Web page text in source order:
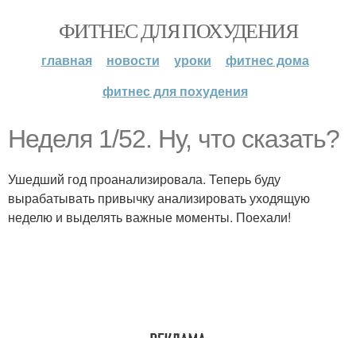
ФИТНЕС ДЛЯ ПОХУДЕНИЯ
главная новости уроки
фитнес дома
фитнес для похудения
Неделя 1/52. Ну, что сказать?
Ушедший год проанализировала. Теперь буду
вырабатывать привычку анализировать уходящую
неделю и выделять важные моменты. Поехали!